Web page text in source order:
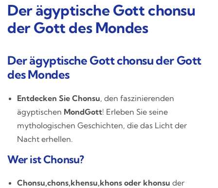
Der ägyptische Gott chonsu
der Gott des Mondes
Der ägyptische Gott chonsu der Gott
des Mondes
Entdecken Sie Chonsu, den faszinierenden
ägyptischen MondGott! Erleben Sie seine
mythologischen Geschichten, die das Licht der
Nacht erhellen.
Wer ist Chonsu?
Chonsu,chons,khensu,khons oder khonsu der